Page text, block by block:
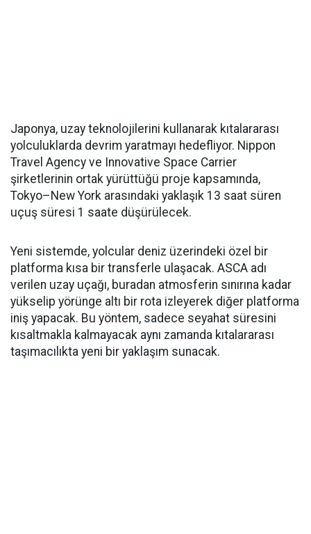
Japonya, uzay teknolojilerini kullanarak kıtalararası
yolculuklarda devrim yaratmayı hedefliyor. Nippon
Travel Agency ve Innovative Space Carrier
şirketlerinin ortak yürüttüğü proje kapsamında,
Tokyo–New York arasındaki yaklaşık 13 saat süren
uçuş süresi 1 saate düşürülecek.
Yeni sistemde, yolcular deniz üzerindeki özel bir
platforma kısa bir transferle ulaşacak. ASCA adı
verilen uzay uçağı, buradan atmosferin sınırına kadar
yükselip yörünge altı bir rota izleyerek diğer platforma
iniş yapacak. Bu yöntem, sadece seyahat süresini
kısaltmakla kalmayacak aynı zamanda kıtalararası
taşımacılıkta yeni bir yaklaşım sunacak.